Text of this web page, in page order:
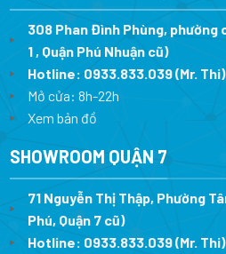
308 Phan Đình Phùng, phường
1 , Quận Phú Nhuận cũ)
Hotline: 0933.833.039(Mr. Thi)
Mở cửa: 8h-22h
Xem bản đồ
SHOWROOM QUẬN 7
71 Nguyễn Thị Thập, Phường
Phú, Quận 7 cũ)
Hotline: 0933.833.039(Mr. Thi)